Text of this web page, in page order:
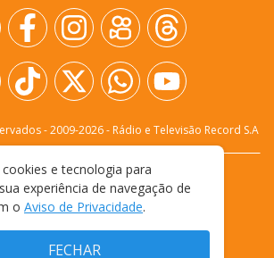
- 2009-2026- Rádio e Televisão Record S.A
FALE CONOSCO
PRIVACIDADE
E CONDIÇÕES DE USO
e tecnologia para
experiência de navegação de
o Aviso de Privacidade.
FECHAR